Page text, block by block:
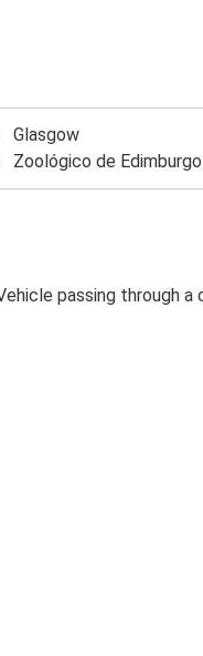
Glasgow
Zoológico de